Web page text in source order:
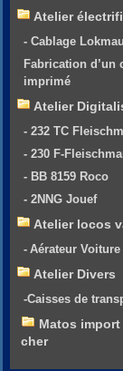
Atelier
- Cablage
Fabrication d’un
imprimé
Atelier
- 232 TC
- 230 F-
- BB 8159 Roco
- 2NNG Jouef
Atelier locos
- Aérateur Voiture
Atelier Divers
-Caisses de
Matos import
cher